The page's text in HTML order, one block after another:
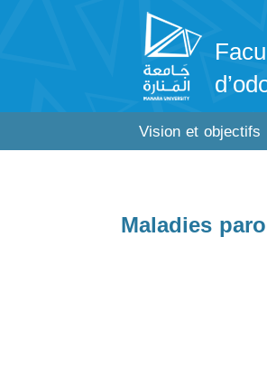
Vision et objectifs
Maladies